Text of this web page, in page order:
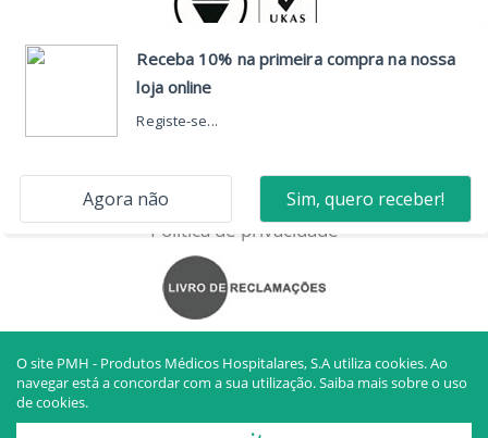
CONTACTOS
Resolução de litígios
Política de privacidade
O site PMH - Produtos Médicos Hospitalares, S.A utiliza cookies. Ao
navegar está a concordar com a sua utilização.Saiba mais sobre o uso
de cookies.